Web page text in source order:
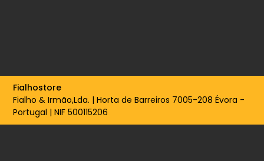
Fialhostore
Fialho & Irmão,Lda. | Horta de Barreiros 7005-208 Évora -
Portugal | NIF 500115206